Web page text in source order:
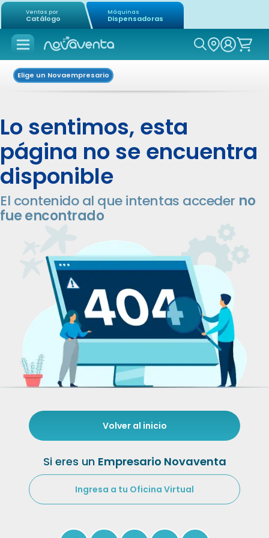
Ventas por
Catálogo
Máquinas
Dispensadoras
Icon of
Elige un Novaempresario
Lo sentimos, esta
página no se encuentra
disponible
El contenido al que intentas acceder no
fue encontrado
Volver al inicio
Si eres un Empresario Novaventa
Ingresa a tu Oficina Virtual